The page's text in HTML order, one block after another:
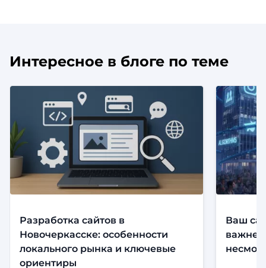
Интересное в блоге по теме
Разработка сайтов в
Новочеркасске: особенности
локального рынка и ключевые
ориентиры
Ваш